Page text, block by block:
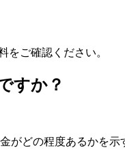
をご確認ください。
すか？
どの程度あるかを